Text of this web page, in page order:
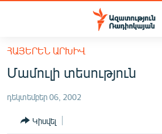
Մատչելիության
հիմնական
բովանդակությանը
հիմնական
մենյուին
Որոնում
ՀԱՅԱՍՏԱՆ
ՔԱՂԱՔԱԿԱՆ
ԸՆՏՐՈՒԹՅՈՒՆՆԵՐ 2026
ՀԱՅԵՐԵՆ ԱՐԽԻՎ
Մամուլի տեսություն
դեկտեմբեր 06, 2002
Կիսվել